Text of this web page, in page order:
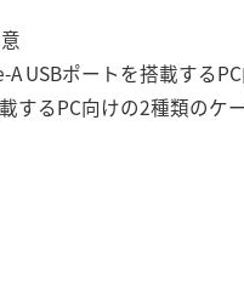
A USBポートを搭載する
するPC向けの2種類の